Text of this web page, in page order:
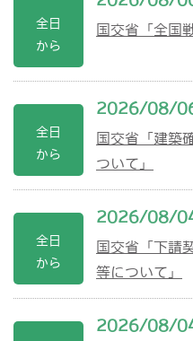
全日
から
国交省「全国
全日
から
2026/08/
国交省「建築
ついて」
全日
から
2026/08/
国交省「下請
等について」
2026/08/